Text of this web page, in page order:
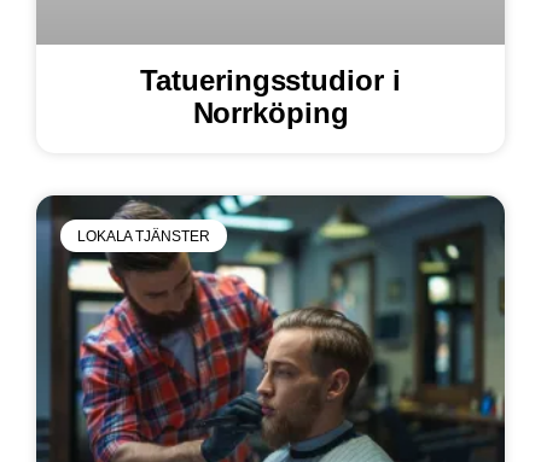
Tatueringsstudior i
Norrköping
LOKALA TJÄNSTER